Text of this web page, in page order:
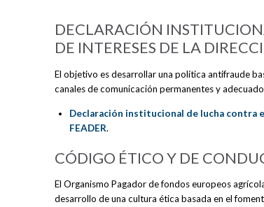
DECLARACIÓN
DE INTERESES DE LA
El objetivo es desarrollar una política antifraude
canales de comunicación permanentes y
Declaración institucional de lucha contra
FEADER.
CÓDIGO ÉTICO Y DE
El Organismo Pagador de fondos europeos
desarrollo de una cultura ética basada en el